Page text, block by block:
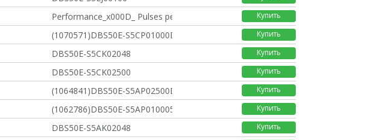
Performance_x000D_ Pulses per Купить
(1070571)DBS50E-S5CP01000DBS50 Купить
DBS50E-S5CK02048 Купить
DBS50E-S5CK02500 Купить
(1064841)DBS50E-S5AP02500DBS50 Купить
(1062786)DBS50E-S5AP0100050MM Купить
DBS50E-S5AK02048 Купить